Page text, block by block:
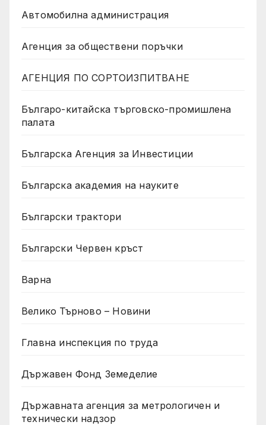
Автомобилна администрация
Агенция за обществени поръчки
АГЕНЦИЯ ПО СОРТОИЗПИТВАНЕ
Българо-китайска търговско-промишлена
палата
Българска Агенция за Инвестиции
Българска академия на науките
Български трактори
Български Червен кръст
Варна
Велико Търново – Новини
Главна инспекция по труда
Държавен Фонд Земеделие
Държавната агенция за метрологичен и
технически надзор